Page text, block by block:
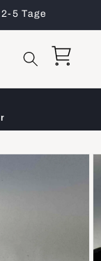
5 Tage
Warenkorb